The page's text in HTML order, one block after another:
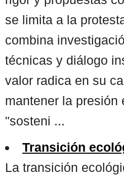
se limita a la
combina
técnicas y diálogo
valor radica en su
mantener la presión
"sosteni ...
Transición
La transición